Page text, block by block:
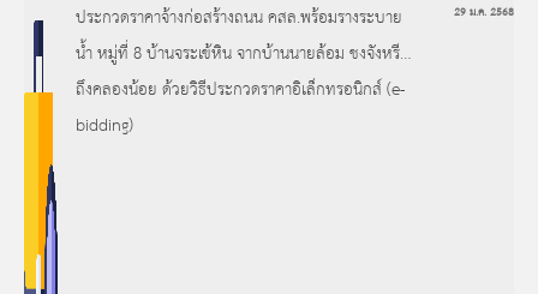
ประกวดราคาจ้างก่อสร้างถนน คสล.พร้อมรางระบาย
น้ำ หมู่ที่ 8 บ้านจระเข้หิน จากบ้านนายล้อม ชงจังหรีด
ถึงคลองน้อย ด้วยวิธีประกวดราคาอิเล็กทรอนิกส์ (e-
bidding)
29 ม.ค. 2568